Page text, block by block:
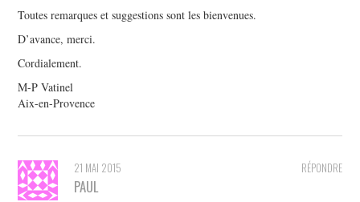
Toutes remarques et suggestions sont les bienvenues.
D’avance, merci.
Cordialement.
M-P Vatinel
Aix-en-Provence
RÉPONDRE
21 MAI 2015
PAUL